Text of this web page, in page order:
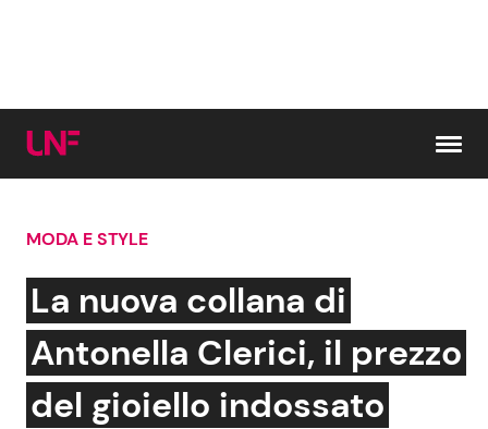
Cerca:
News e Cronaca
Attualità Italiana
Gossip e TV
Bellezze VIP
MODA E STYLE
La nuova collana di
Antonella Clerici, il prezzo
del gioiello indossato